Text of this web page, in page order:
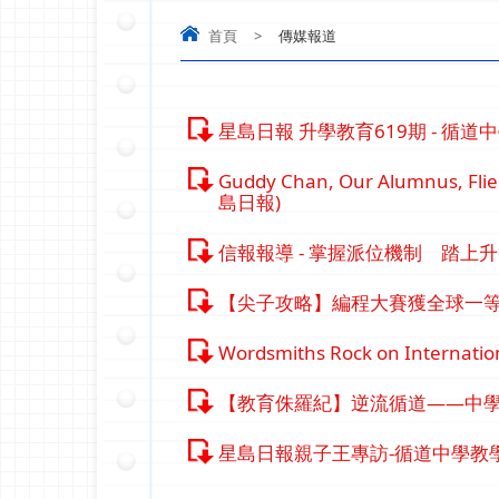
首頁 > 傳媒報道
星島日報 升學教育619期 - 循道
Guddy Chan, Our Alumnus,
島日報)
信報報導 - 掌握派位機制 踏上
【尖子攻略】編程大賽獲全球
Wordsmiths Rock on
【教育侏羅紀】逆流循道——
星島日報親子王專訪-循道中學教